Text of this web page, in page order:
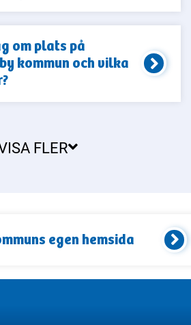
om plats på
kommun och vilka
FLER
s egen hemsida